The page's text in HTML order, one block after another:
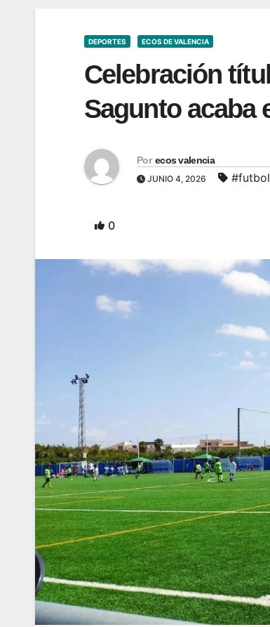
DEPORTES ECOS DE VALENCIA
Celebración
Sagunto acaba
Por ecos valencia
JUNIO 4, 2026 #futbol
0